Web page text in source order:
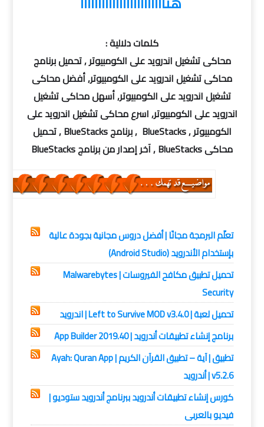
كلمات دلالية :
محاكى تشغيل اندرويد على الكومبيوتر , تحميل برنامج
محاكى تشغيل اندرويد على الكومبيوتر, أفضل محاكى
تشغيل اندرويد على الكومبيوتر, أسهل محاكى تشغيل
اندرويد على الكومبيوتر, اسرع محاكى تشغيل اندرويد على
الكومبيوتر , BlueStacks , برنامج BlueStacks , تحميل
محاكى BlueStacks , آخر إصدار من برنامج BlueStacks
تعلّم البرمجة مجانًا | أفضل دروس مجانية بجودة عالية‏
بإستخدام الأندرويد (Android Studio)
تحميل تطبيق مكافح الفيروسات | Malwarebytes
Security
تحميل لعبة | Left to Survive MOD v3.4.0 | اندرويد
برنامج إنشاء تطبيقات أندرويد | App Builder 2019.40
تطبيق | آية – تطبيق القرآن الكريم | Ayah: Quran App
v5.2.6 | أندرويد
كورس إنشاء تطبيقات أندرويد ببرنامج أندرويد ستوديو |
فيديو بالعربى